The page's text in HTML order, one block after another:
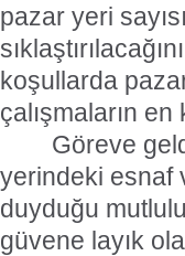
pazar yeri
koşullarda
çalışmaların en
Göreve
yerindeki esnaf
duyduğu
güvene layık